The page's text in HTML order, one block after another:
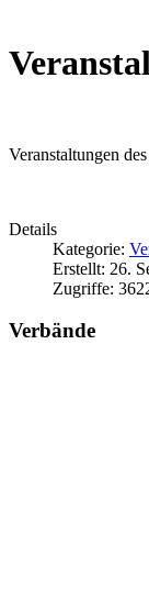
Veranstaltungen
Details
Kategorie:
Erstellt: 26.
Zugriffe:
Verbände